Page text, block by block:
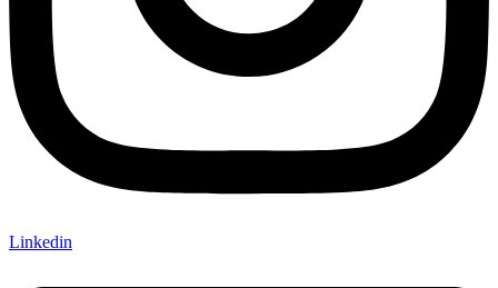
Linkedin